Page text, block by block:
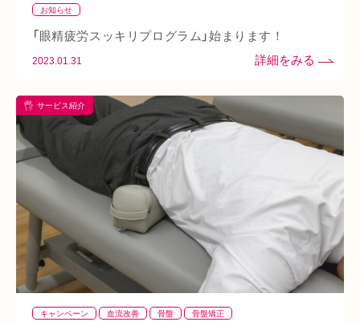
熱中症
酵素ドリンク
ばね指 小顔 乾燥肌 日焼け 地下街 本町
天満橋 天王寺 頸椎椎間板ヘルニア
整骨院 好転反応 脱水症状
なんばウォーク イオンタウン小阪 クリスタ長堀
駅構内 八戸ノ里駅 呼吸 春バテ
お知らせ
「眼精疲労スッキリプログラム」始まります！
2023.01.31
サービス紹介
キャンペーン 血流改善 骨盤 骨盤矯正